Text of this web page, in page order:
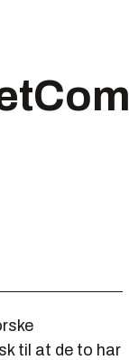
til at de to har